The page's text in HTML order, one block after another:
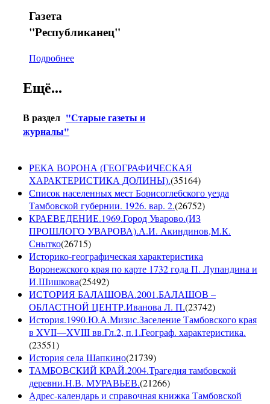
Газета
"Республиканец"
Подробнее
Ещё...
В раздел "Старые газеты и
журналы"
РЕКА ВОРОНА (ГЕОГРАФИЧЕСКАЯ
ХАРАКТЕРИСТИКА ДОЛИНЫ).(35164)
Список населенных мест Борисоглебского уезда
Тамбовской губернии. 1926. вар. 2.(26752)
КРАЕВЕДЕНИЕ.1969.Город Уварово.(ИЗ
ПРОШЛОГО УВАРОВА).А.И. Акиндинов,М.К.
Снытко(26715)
Историко-географическая характеристика
Воронежского края по карте 1732 года П. Лупандина и
И.Шишкова(25492)
ИСТОРИЯ БАЛАШОВА.2001.БАЛАШОВ –
ОБЛАСТНОЙ ЦЕНТР.Иванова Л. П.(23742)
История.1990.Ю.А.Мизис.Заселение Тамбовского края
в XVII—XVIII вв.Гл.2, п.1.Географ. характеристика.
(23551)
История села Шапкино(21739)
ТАМБОВСКИЙ КРАЙ.2004.Трагедия тамбовской
деревни.Н.В. МУРАВЬЕВ.(21266)
Адрес-календарь и справочная книжка Тамбовской